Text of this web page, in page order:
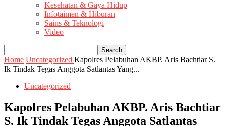
Kesehatan & Gaya Hidup
Infotaimen & Hiburan
Sains & Teknologi
Video
Home Uncategorized Kapolres Pelabuhan AKBP. Aris Bachtiar S.
Ik Tindak Tegas Anggota Satlantas Yang...
Uncategorized
Kapolres Pelabuhan AKBP. Aris Bachtiar
S. Ik Tindak Tegas Anggota Satlantas